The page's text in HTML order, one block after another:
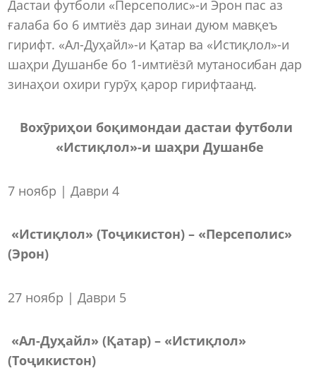
Дастаи футболи «Персеполис»-и Эрон пас аз
ғалаба бо 6 имтиёз дар зинаи дуюм мавқеъ
гирифт. «Ал-Дуҳайл»-и Қатар ва «Истиқлол»-и
шаҳри Душанбе бо 1-имтиёзӣ мутаносибан дар
зинаҳои охири гурӯҳ қарор гирифтаанд.
Вохӯриҳои боқимондаи дастаи футболи
«Истиқлол»-и шаҳри Душанбе
7 ноябр | Даври 4
«Истиқлол» (Тоҷикистон) – «Персеполис»
(Эрон)
27 ноябр | Даври 5
«Ал-Дуҳайл» (Қатар) – «Истиқлол»
(Тоҷикистон)